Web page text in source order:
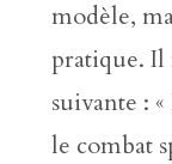
modèle,
pratique. Il
suivante :
le combat